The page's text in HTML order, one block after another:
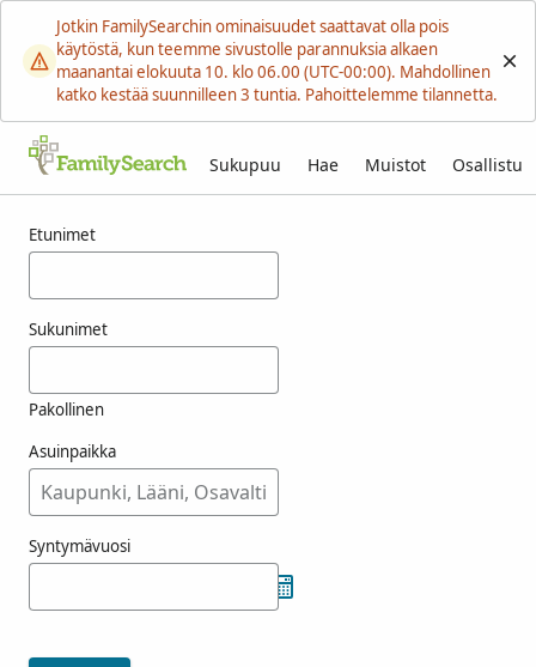
Jotkin FamilySearchin ominaisuudet saattavat olla pois
käytöstä, kun teemme sivustolle parannuksia alkaen
maanantai elokuuta 10. klo 06.00 (UTC-00:00). Mahdollinen
katko kestää suunnilleen 3 tuntia. Pahoittelemme tilannetta.
Sukupuu Hae Muistot Osallistu
Etunimet
Sukunimet
Pakollinen
Asuinpaikka
Syntymävuosi